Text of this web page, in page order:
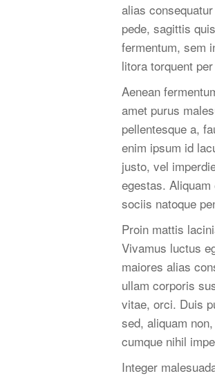
alias
pede, sagittis
fermentum, sem
litora torquent
Aenean
amet purus
pellentesque a,
enim ipsum id
justo, vel
egestas.
sociis natoque
Proin mattis
Vivamus luctus
maiores alias
ullam corporis
vitae, orci. Duis
sed, aliquam
cumque nihil
Integer